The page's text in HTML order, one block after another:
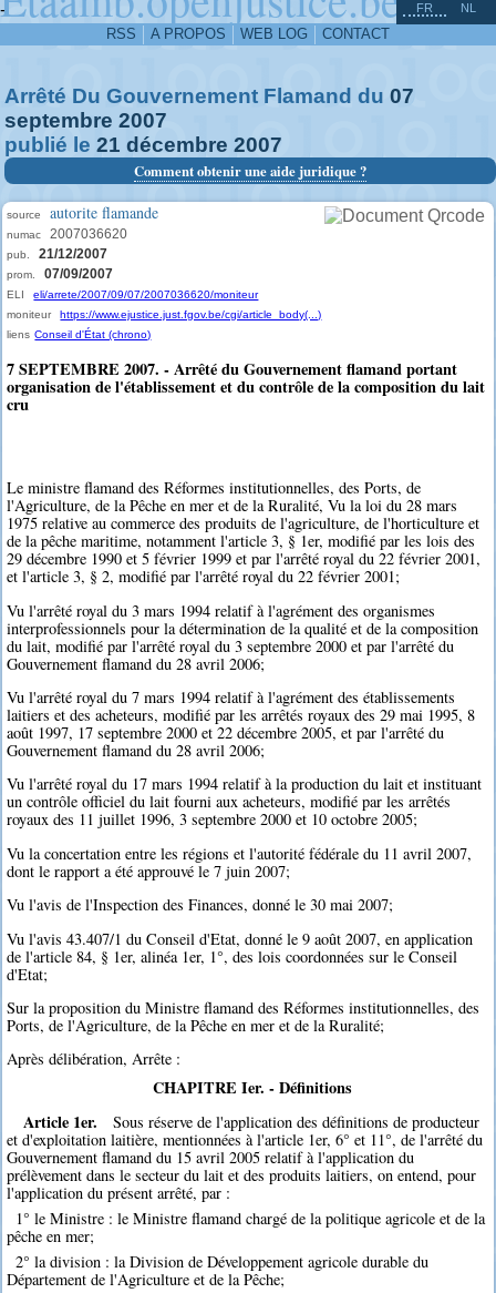
-
RSS A PROPOS WEB LOG CONTACT
FR NL
Arrêté Du Gouvernement Flamand du 07
septembre 2007
publié le 21 décembre 2007
Comment obtenir une aide juridique ?
source autorite flamande
numac 2007036620
pub. 21/12/2007
prom. 07/09/2007
ELI
eli/arrete/2007/09/07/2007036620/moniteur
moniteur
https://www.ejustice.just.fgov.be/cgi/article_body(...)
liens Conseil d'État (chrono)
7 SEPTEMBRE 2007. - Arrêté du Gouvernement flamand portant
organisation de l'établissement et du contrôle de la composition du lait
cru
Le ministre flamand des Réformes institutionnelles, des Ports, de
l'Agriculture, de la Pêche en mer et de la Ruralité, Vu la loi du 28 mars
1975 relative au commerce des produits de l'agriculture, de l'horticulture et
de la pêche maritime, notamment l'article 3, § 1er, modifié par les lois des
29 décembre 1990 et 5 février 1999 et par l'arrêté royal du 22 février 2001,
et l'article 3, § 2, modifié par l'arrêté royal du 22 février 2001;
Vu l'arrêté royal du 3 mars 1994 relatif à l'agrément des organismes
interprofessionnels pour la détermination de la qualité et de la composition
du lait, modifié par l'arrêté royal du 3 septembre 2000 et par l'arrêté du
Gouvernement flamand du 28 avril 2006;
Vu l'arrêté royal du 7 mars 1994 relatif à l'agrément des établissements
laitiers et des acheteurs, modifié par les arrêtés royaux des 29 mai 1995, 8
août 1997, 17 septembre 2000 et 22 décembre 2005, et par l'arrêté du
Gouvernement flamand du 28 avril 2006;
Vu l'arrêté royal du 17 mars 1994 relatif à la production du lait et instituant
un contrôle officiel du lait fourni aux acheteurs, modifié par les arrêtés
royaux des 11 juillet 1996, 3 septembre 2000 et 10 octobre 2005;
Vu la concertation entre les régions et l'autorité fédérale du 11 avril 2007,
dont le rapport a été approuvé le 7 juin 2007;
Vu l'avis de l'Inspection des Finances, donné le 30 mai 2007;
Vu l'avis 43.407/1 du Conseil d'Etat, donné le 9 août 2007, en application
de l'article 84, § 1er, alinéa 1er, 1°, des lois coordonnées sur le Conseil
d'Etat;
Sur la proposition du Ministre flamand des Réformes institutionnelles, des
Ports, de l'Agriculture, de la Pêche en mer et de la Ruralité;
Après délibération, Arrête :
CHAPITRE Ier. - Définitions
Article 1er.
Sous réserve de l'application des définitions de producteur
et d'exploitation laitière, mentionnées à l'article 1er, 6° et 11°, de l'arrêté du
Gouvernement flamand du 15 avril 2005 relatif à l'application du
prélèvement dans le secteur du lait et des produits laitiers, on entend, pour
l'application du présent arrêté, par :
1° le Ministre : le Ministre flamand chargé de la politique agricole et de la
pêche en mer;
2° la division : la Division de Développement agricole durable du
Département de l'Agriculture et de la Pêche;
^